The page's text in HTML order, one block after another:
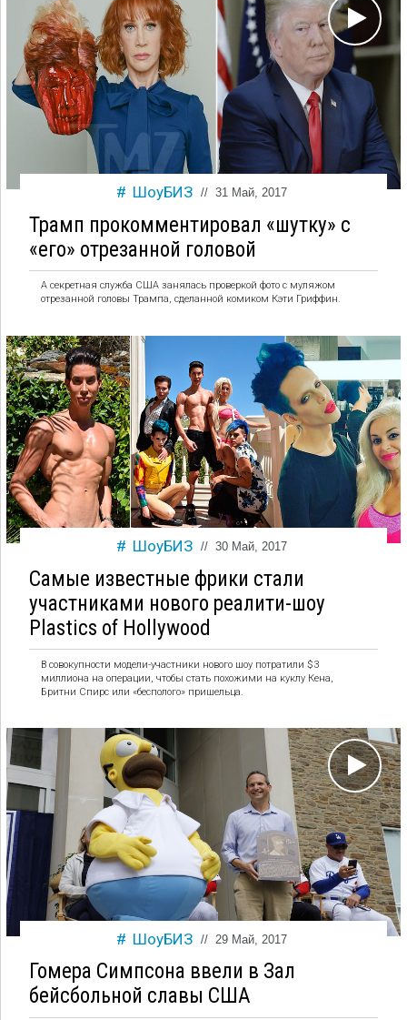
ШоуБИЗ // 31 Май, 2017
Трамп прокомментировал «шутку» с
«его» отрезанной головой
А секретная служба США занялась проверкой фото с муляжом
отрезанной головы Трампа, сделанной комиком Кэти Гриффин.
ШоуБИЗ // 30 Май, 2017
Самые известные фрики стали
участниками нового реалити-шоу
Plastics of Hollywood
В совокупности модели-участники нового шоу потратили $3
миллиона на операции, чтобы стать похожими на куклу Кена,
Бритни Спирс или «бесполого» пришельца.
ШоуБИЗ // 29 Май, 2017
Гомера Симпсона ввели в Зал
бейсбольной славы США